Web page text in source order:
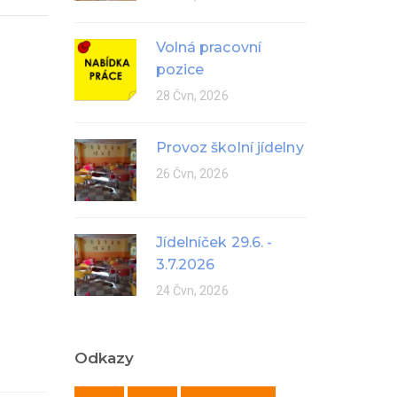
Volná pracovní
pozice
28 Čvn, 2026
Provoz školní jídelny
26 Čvn, 2026
Jídelníček 29.6. -
3.7.2026
24 Čvn, 2026
Odkazy